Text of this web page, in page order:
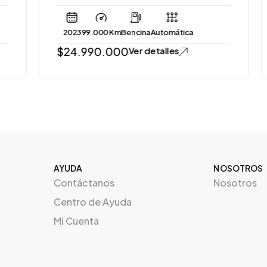
202399.000 KmBencinaAutomática
24.990.000Ver detalles
AYUDA
Contáctanos
Centro de Ayuda
Mi Cuenta
NOSOTROS
Nosotros